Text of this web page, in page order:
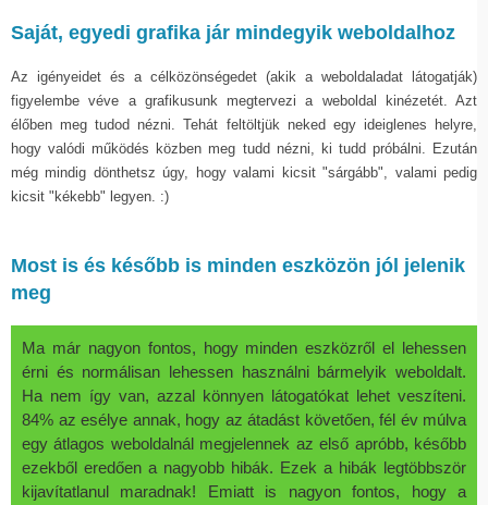
Saját, egyedi grafika jár mindegyik weboldalhoz
Az igényeidet és a célközönségedet (akik a weboldaladat látogatják)
figyelembe véve a grafikusunk megtervezi a weboldal kinézetét. Azt
élőben meg tudod nézni. Tehát feltöltjük neked egy ideiglenes helyre,
hogy valódi működés közben meg tudd nézni, ki tudd próbálni. Ezután
még mindig dönthetsz úgy, hogy valami kicsit "sárgább", valami pedig
kicsit "kékebb" legyen. :)
Most is és később is minden eszközön jól jelenik
meg
Ma már nagyon fontos, hogy minden eszközről el lehessen
érni és normálisan lehessen használni bármelyik weboldalt.
Ha nem így van, azzal könnyen látogatókat lehet veszíteni.
84% az esélye annak, hogy az átadást követően, fél év múlva
egy átlagos weboldalnál megjelennek az első apróbb, később
ezekből eredően a nagyobb hibák. Ezek a hibák legtöbbször
kijavítatlanul maradnak! Emiatt is nagyon fontos, hogy a